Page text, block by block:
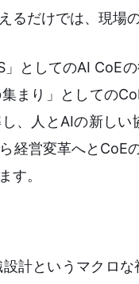
るだけでは、現場
としてのAI CoE
まり」としての
、人とAIの新し
経営変革へとCoE
す。
計というマクロ